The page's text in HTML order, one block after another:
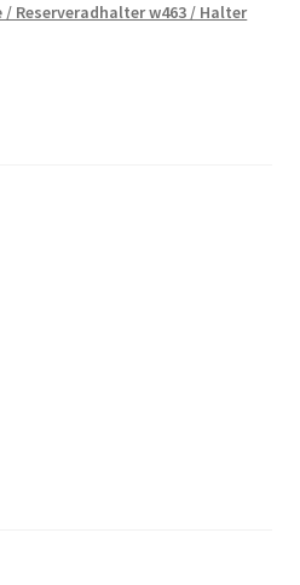
Reserveradhalter w463 / Halter